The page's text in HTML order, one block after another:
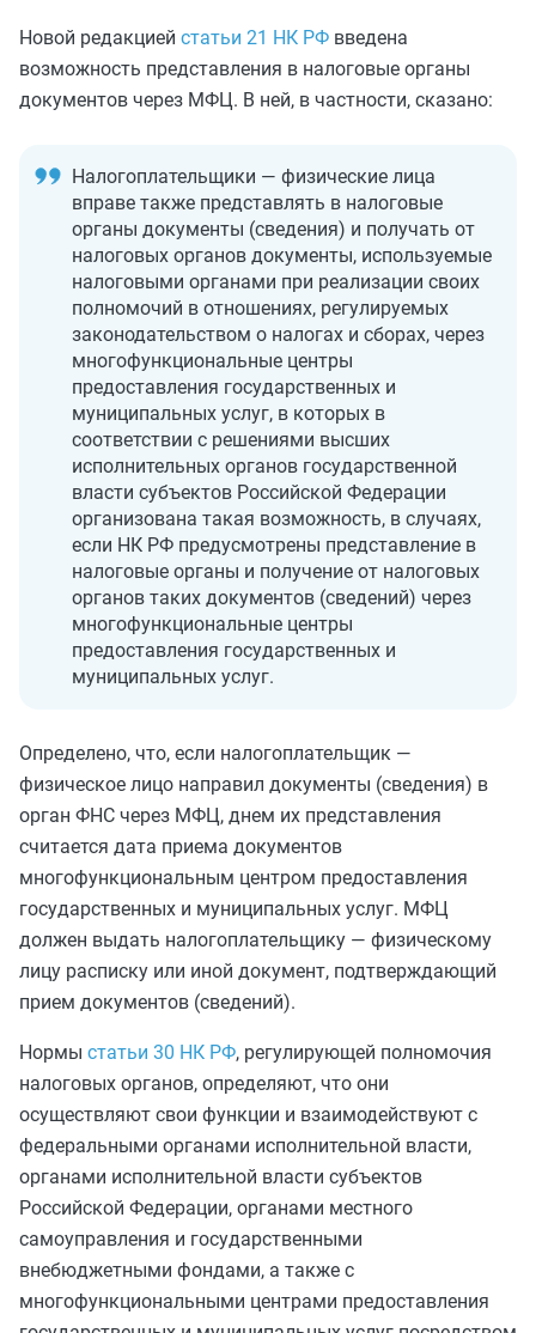
Новой редакцией статьи 21 НК РФ введена
возможность представления в налоговые органы
документов через МФЦ. В ней, в частности, сказано:
Налогоплательщики — физические лица
вправе также представлять в налоговые
органы документы (сведения) и получать от
налоговых органов документы, используемые
налоговыми органами при реализации своих
полномочий в отношениях, регулируемых
законодательством о налогах и сборах, через
многофункциональные центры
предоставления государственных и
муниципальных услуг, в которых в
соответствии с решениями высших
исполнительных органов государственной
власти субъектов Российской Федерации
организована такая возможность, в случаях,
если НК РФ предусмотрены представление в
налоговые органы и получение от налоговых
органов таких документов (сведений) через
многофункциональные центры
предоставления государственных и
муниципальных услуг.
Определено, что, если налогоплательщик —
физическое лицо направил документы (сведения) в
орган ФНС через МФЦ, днем их представления
считается дата приема документов
многофункциональным центром предоставления
государственных и муниципальных услуг. МФЦ
должен выдать налогоплательщику — физическому
лицу расписку или иной документ, подтверждающий
прием документов (сведений).
Нормы статьи 30 НК РФ, регулирующей полномочия
налоговых органов, определяют, что они
осуществляют свои функции и взаимодействуют с
федеральными органами исполнительной власти,
органами исполнительной власти субъектов
Российской Федерации, органами местного
самоуправления и государственными
внебюджетными фондами, а также с
многофункциональными центрами предоставления